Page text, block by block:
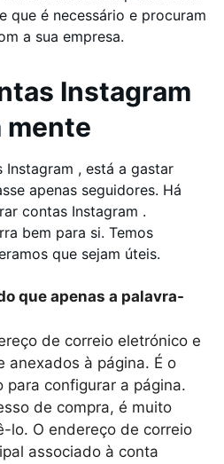
que é necessário e procuram
a sua empresa.
Instagram
mente
Instagram , está a gastar
apenas seguidores. Há
contas Instagram .
bem para si. Temos
que sejam úteis.
que apenas a palavra-
de correio eletrónico e
anexados à página. É o
para configurar a página.
de compra, é muito
lo. O endereço de correio
associado à conta